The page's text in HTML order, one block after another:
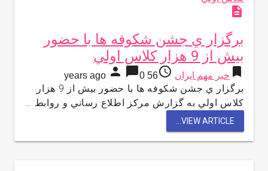
description
برگزار ي جشن شكوفه ها با حضور
بیش از 9 هزار كلاس اولي
bookmark خبر مهم ایران access_time
56 years ago
person chat_bubble0
برگزار ي جشن شكوفه ها با حضور بیش از 9 هزار
كلاس اولي به گزارش مركز اطلاع رساني و روابط …
VIEW ARTICLE...